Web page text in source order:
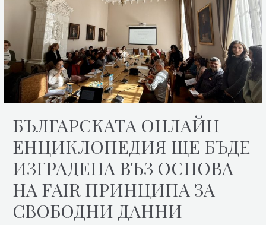
БЪЛГАРСКАТА ОНЛАЙН
ЕНЦИКЛОПЕДИЯ ЩЕ БЪДЕ
ИЗГРАДЕНА ВЪЗ ОСНОВА
НА FAIR ПРИНЦИПА ЗА
СВОБОДНИ ДАННИ
бъде
изградена
въз
основа
на
FAIR
за
свободни